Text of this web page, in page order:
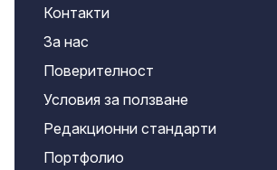
Контакти
За нас
Поверителност
Условия за ползване
Редакционни стандарти
Портфолио